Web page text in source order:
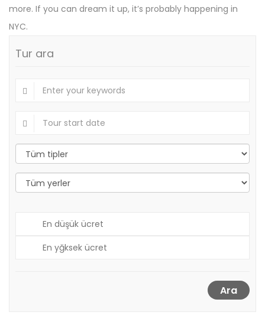
more. If you can dream it up, it’s probably happening in
NYC.
Tur ara
Ara